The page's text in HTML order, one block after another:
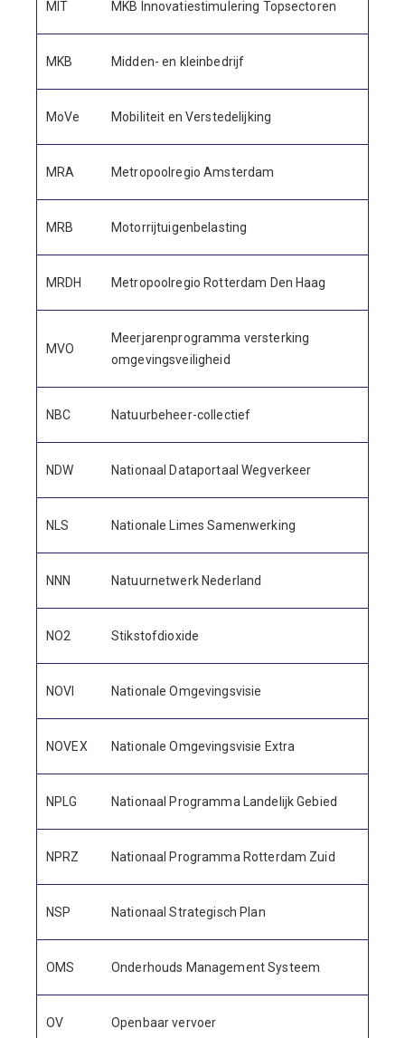
MIT MKB Innovatiestimulering Topsectoren
MKB Midden- en kleinbedrijf
MoVe Mobiliteit en Verstedelijking
MRA Metropoolregio Amsterdam
MRB Motorrijtuigenbelasting
MRDH Metropoolregio Rotterdam Den Haag
MVO
Meerjarenprogramma versterking
omgevingsveiligheid
NBC Natuurbeheer-collectief
NDW Nationaal Dataportaal Wegverkeer
NLS Nationale Limes Samenwerking
NNN Natuurnetwerk Nederland
NO2 Stikstofdioxide
NOVI Nationale Omgevingsvisie
NOVEX Nationale Omgevingsvisie Extra
NPLG Nationaal Programma Landelijk Gebied
NPRZ Nationaal Programma Rotterdam Zuid
NSP Nationaal Strategisch Plan
OMS Onderhouds Management Systeem
OV Openbaar vervoer